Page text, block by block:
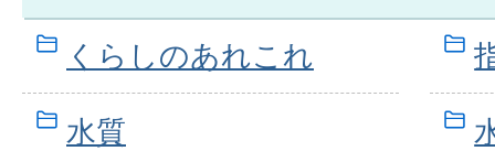
くらしのあれこれ
水質